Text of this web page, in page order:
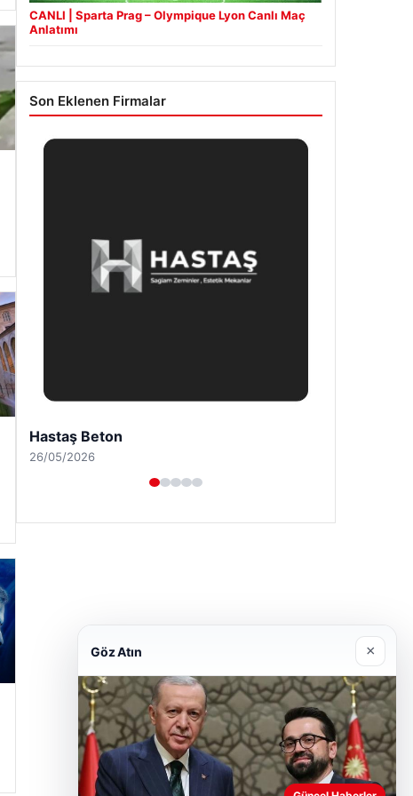
CANLI | Sparta Prag – Olympique Lyon Canlı Maç
Anlatımı
Son Eklenen Firmalar
Enes Kaplan Avukatlık Bürosu
28/04/2026
Göz Atın ×